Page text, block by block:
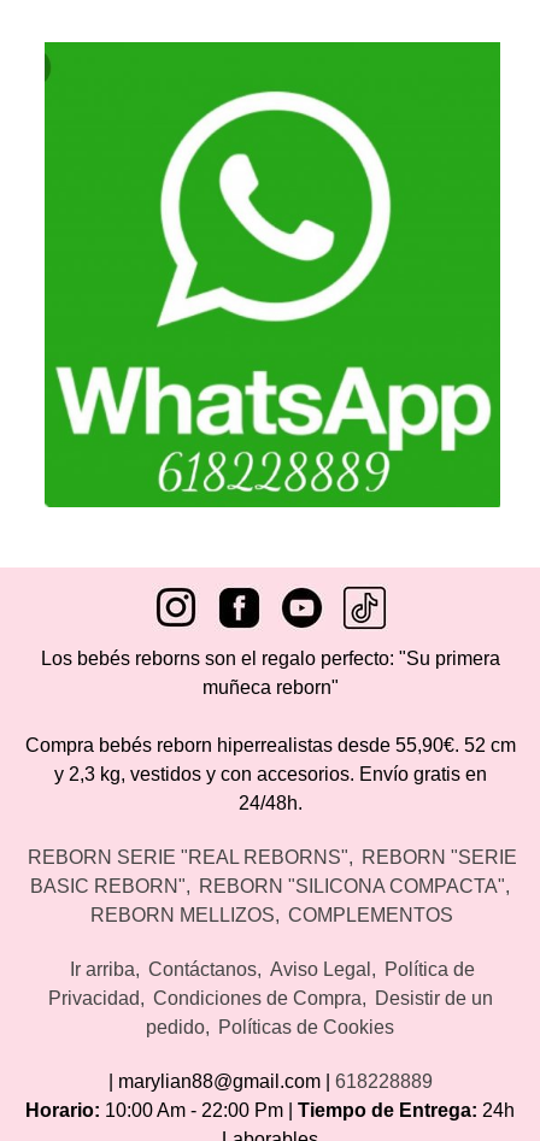
Los bebés reborns son el regalo perfecto: "Su primera
muñeca reborn"
Compra bebés reborn hiperrealistas desde 55,90€. 52 cm
y 2,3 kg, vestidos y con accesorios. Envío gratis en
24/48h.
REBORN SERIE "REAL REBORNS"
REBORN "SERIE
BASIC REBORN"
REBORN "SILICONA COMPACTA"
REBORN MELLIZOS
COMPLEMENTOS
Ir arriba Contáctanos Aviso Legal
Política de
Privacidad
Condiciones de Compra
Desistir de un
pedido
Políticas de Cookies
| marylian88@gmail.com | 618228889
Horario: 10:00 Am - 22:00 Pm | Tiempo de Entrega: 24h